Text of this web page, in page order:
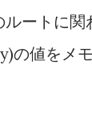
ートに
の値をメ